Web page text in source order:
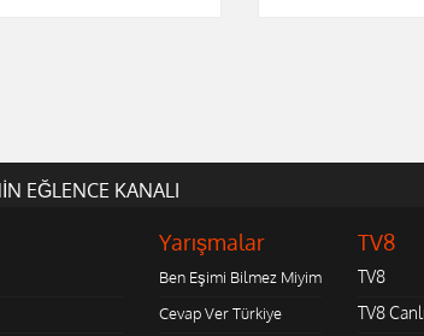
EĞLENCE KANALI
Yarışmalar
Ben Eşimi Bilmez Miyim
Cevap Ver Türkiye
TV8
TV8
TV8